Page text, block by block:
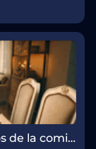
Qué comen los judíos: Los principios de la comida kosher